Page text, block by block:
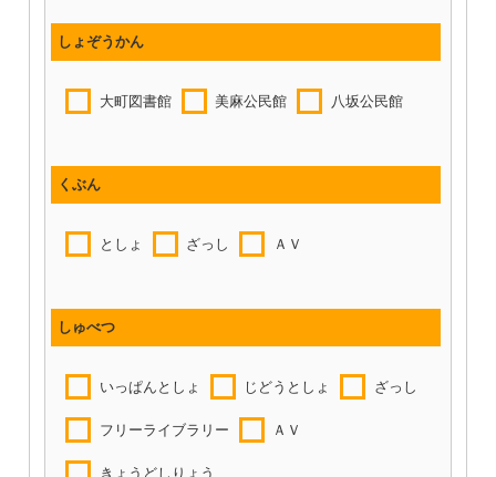
しょぞうかん
大町図書館 美麻公民館 八坂公民館
くぶん
としょ ざっし ＡＶ
しゅべつ
いっぱんとしょ じどうとしょ ざっし
フリーライブラリー ＡＶ
きょうどしりょう